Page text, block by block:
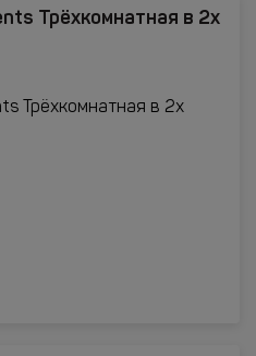
Трёхкомнатная в 2х